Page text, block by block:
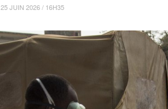
25 JUIN 2026 / 16H35